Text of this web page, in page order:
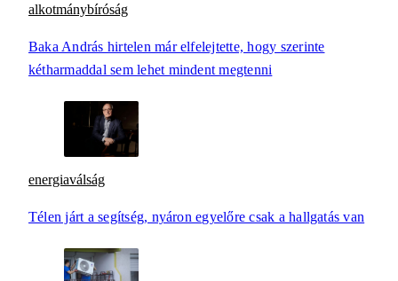
alkotmánybíróság
Baka András hirtelen már elfelejtette, hogy szerinte
kétharmaddal sem lehet mindent megtenni
energiaválság
Télen járt a segítség, nyáron egyelőre csak a hallgatás van